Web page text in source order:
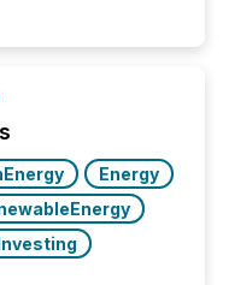
a 72-hour
The
Energy